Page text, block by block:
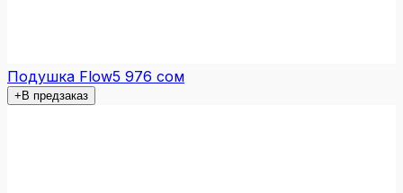
Подушка Flow5 976 сом
+В предзаказ